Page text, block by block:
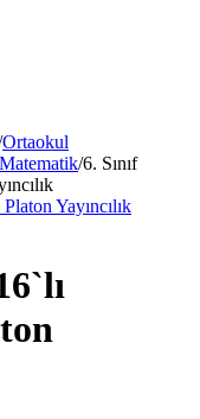
Ortaokul
/6. Sınıf